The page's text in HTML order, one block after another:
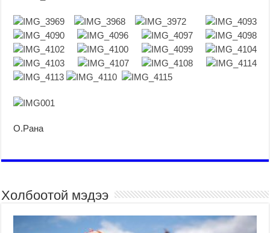
О.Рана
Холбоотой мэдээ